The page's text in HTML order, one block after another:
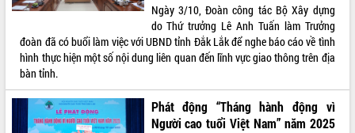
tại Nghĩa trang Liệt sĩ xã Sơn Hòa
Bàn giải pháp tháo gỡ khó khăn trong
xuất khẩu sầu riêng và triển khai quy
định EUDR
Thứ trưởng Bộ Nông nghiệp và Môi
trường Nguyễn Hoàng Hiệp khảo sát
vùng trồng và doanh nghiệp đóng gói
sầu riêng tại Đắk Lắk
Hôm nay: 21171
Ngày 3/10, Đoàn công tác Bộ Xây dựng
do Thứ trưởng Lê Anh Tuấn làm Trưởng
đoàn đã có buổi làm việc với UBND tỉnh Đắk Lắk để nghe báo cáo về tình
hình thực hiện một số nội dung liên quan đến lĩnh vực giao thông trên địa
bàn tỉnh.
Phát động “Tháng hành động vì
Người cao tuổi Việt Nam” năm 2025